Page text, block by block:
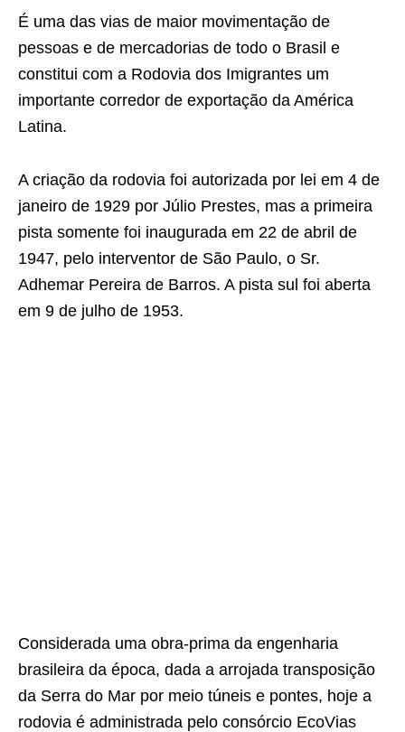
É uma das vias de maior movimentação de
pessoas e de mercadorias de todo o Brasil e
constitui com a Rodovia dos Imigrantes um
importante corredor de exportação da América
Latina.
A criação da rodovia foi autorizada por lei em 4 de
janeiro de 1929 por Júlio Prestes, mas a primeira
pista somente foi inaugurada em 22 de abril de
1947, pelo interventor de São Paulo, o Sr.
Adhemar Pereira de Barros. A pista sul foi aberta
em 9 de julho de 1953.
Considerada uma obra-prima da engenharia
brasileira da época, dada a arrojada transposição
da Serra do Mar por meio túneis e pontes, hoje a
rodovia é administrada pelo consórcio EcoVias